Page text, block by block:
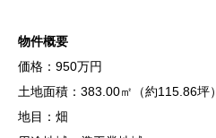
物件概要
価格：950万円
土地面積：383.00㎡（約115.86坪）
地目：畑